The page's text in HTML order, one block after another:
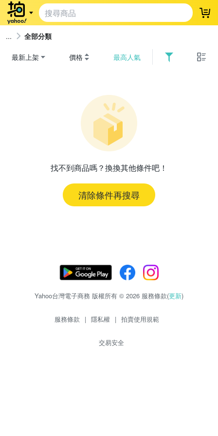
登
全部分類
最新上架 價格 最高人氣
找不到商品嗎？換換其他條件吧！
清除條件再搜尋
Yahoo台灣電子商務 版權所有 © 2026 服務條款(更新)
服務條款 | 隱私權 | 拍賣使用規範
交易安全